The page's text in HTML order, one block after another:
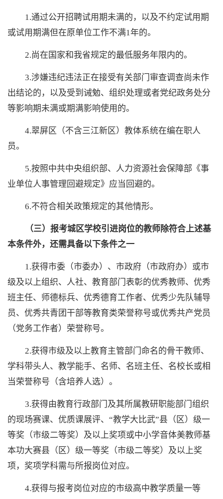
1.通过公开招聘试用期未满的，以及不约定试用期
或试用期满但在原单位工作不满1年的。
2.尚在国家和我省规定的最低服务年限内的。
3.涉嫌违纪违法正在接受有关部门审查调查尚未作
出结论的，以及受到诫勉、组织处理或者党纪政务处分
等影响期未满或期满影响使用的。
4.翠屏区（不含三江新区）教体系统在编在职人
员。
5.按照中共中央组织部、人力资源社会保障部《事
业单位人事管理回避规定》应当回避的。
6.不符合相关政策规定的其他情形。
（三）报考城区学校引进岗位的教师除符合上述基
本条件外，还需具备以下条件之一
1.获得市委（市委办）、市政府（市政府办）或市
级及以上组织、人社、教育部门表彰的优秀教师、优秀
班主任、师德标兵、优秀德育工作者、优秀少先队辅导
员、优秀共青团干部等教育类荣誉称号或优秀共产党员
（党务工作者）荣誉称号。
2.获得市级及以上教育主管部门命名的骨干教师、
学科带头人、教学能手、名师、名班主任、名校长或相
当荣誉称号（含培养人选）。
3.获得由教育行政部门及其所属教研职能部门组织
的现场赛课、优质课展评、“教学大比武”县（区）级一
等奖（市级二等奖）及以上奖项或中小学音体美教师基
本功大赛县（区）级一等奖（市级二等奖）及以上奖
项，奖项学科需与所报岗位对应。
4.获得与报考岗位对应的市级高中教学质量一等